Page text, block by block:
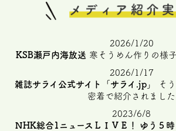
2026/1/20
KSB瀬戸内海放送 寒そうめん作りの様
2026/1/17
雑誌サライ公式サイト「サライ.jp」
そ
密着で紹介されました
2023/6/8
NHK総合1ニュースＬＩＶＥ！ ゆう５時